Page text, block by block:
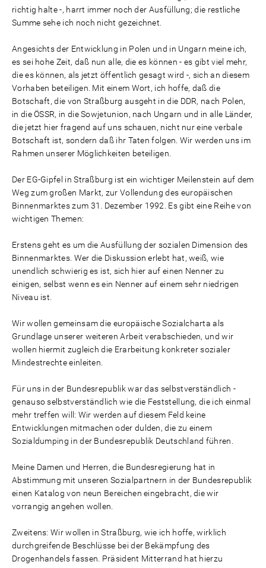
richtig halte -, harrt immer noch der Ausfüllung; die restliche
Summe sehe ich noch nicht gezeichnet.
Angesichts der Entwicklung in Polen und in Ungarn meine ich,
es sei hohe Zeit, daß nun alle, die es können - es gibt viel mehr,
die es können, als jetzt öffentlich gesagt wird -, sich an diesem
Vorhaben beteiligen. Mit einem Wort, ich hoffe, daß die
Botschaft, die von Straßburg ausgeht in die DDR, nach Polen,
in die ÖSSR, in die Sowjetunion, nach Ungarn und in alle Länder,
die jetzt hier fragend auf uns schauen, nicht nur eine verbale
Botschaft ist, sondern daß ihr Taten folgen. Wir werden uns im
Rahmen unserer Möglichkeiten beteiligen.
Der EG-Gipfel in Straßburg ist ein wichtiger Meilenstein auf dem
Weg zum großen Markt, zur Vollendung des europäischen
Binnenmarktes zum 31. Dezember 1992. Es gibt eine Reihe von
wichtigen Themen:
Erstens geht es um die Ausfüllung der sozialen Dimension des
Binnenmarktes. Wer die Diskussion erlebt hat, weiß, wie
unendlich schwierig es ist, sich hier auf einen Nenner zu
einigen, selbst wenn es ein Nenner auf einem sehr niedrigen
Niveau ist.
Wir wollen gemeinsam die europäische Sozialcharta als
Grundlage unserer weiteren Arbeit verabschieden, und wir
wollen hiermit zugleich die Erarbeitung konkreter sozialer
Mindestrechte einleiten.
Für uns in der Bundesrepublik war das selbstverständlich -
genauso selbstverständlich wie die Feststellung, die ich einmal
mehr treffen will: Wir werden auf diesem Feld keine
Entwicklungen mitmachen oder dulden, die zu einem
Sozialdumping in der Bundesrepublik Deutschland führen.
Meine Damen und Herren, die Bundesregierung hat in
Abstimmung mit unseren Sozialpartnern in der Bundesrepublik
einen Katalog von neun Bereichen eingebracht, die wir
vorrangig angehen wollen.
Zweitens: Wir wollen in Straßburg, wie ich hoffe, wirklich
durchgreifende Beschlüsse bei der Bekämpfung des
Drogenhandels fassen. Präsident Mitterrand hat hierzu